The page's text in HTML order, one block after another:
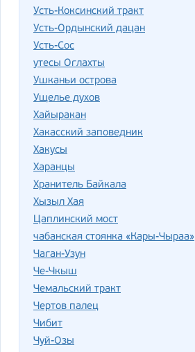
Усть-Коксинский тракт
Усть-Ордынский дацан
Усть-Сос
утесы Оглахты
Ушканьи острова
Ущелье духов
Хайыракан
Хакасский заповедник
Хакусы
Харанцы
Хранитель Байкала
Хызыл Хая
Цаплинский мост
чабанская стоянка «Кары-Чыраа»
Чаган-Узун
Че-Чкыш
Чемальский тракт
Чертов палец
Чибит
Чуй-Озы